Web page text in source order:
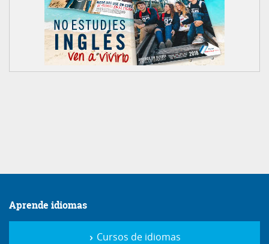
Aprende idiomas
Cursos de idiomas